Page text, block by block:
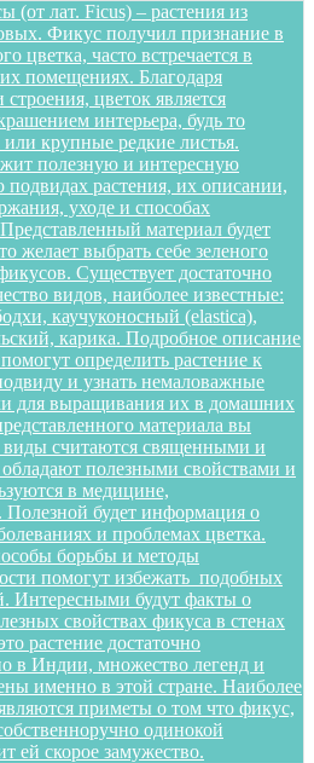
(от лат. Ficus) – растения из
Фикус получил признание в
цветка, часто встречается в
помещениях. Благодаря
строения, цветок является
интерьера, будь то
крупные редкие листья.
полезную и интересную
растения, их описании,
уходе и способах
материал будет
желает выбрать себе зеленого
Существует достаточно
видов, наиболее известные:
каучуконосный (elastica),
карика. Подробное описание
определить растение к
и узнать немаловажные
для выращивания их в домашних
материала вы
виды считаются священными и
полезными свойствами и
в медицине,
Полезной будет информация о
и проблемах цветка.
борьбы и методы
помогут избежать подобных
Интересными будут факты о
свойствах фикуса в стенах
растение достаточно
в Индии, множество легенд и
именно в этой стране. Наиболее
приметы о том что фикус,
одинокой
ей скорое замужество.